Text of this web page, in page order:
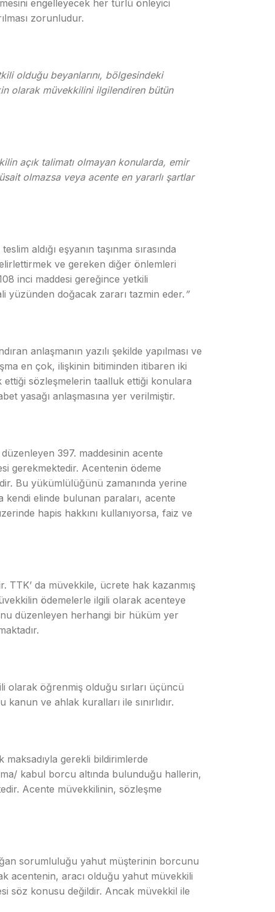
engelleyecek her türlü önleyici
zorunludur.
olduğu beyanlarını, bölgesindeki
olarak müvekkilini ilgilendiren bütün
açık talimatı olmayan konularda, emir
olmazsa veya acente en yararlı şartlar
aldığı eşyanın taşınma sırasında
ve gereken diğer önlemleri
inci maddesi gereğince yetkili
yüzünden doğacak zararı tazmin eder. ”
anlaşmanın yazılı şekilde yapılması ve
en çok, ilişkinin bitiminden itibaren iki
ettiği sözleşmelerin taalluk ettiği konulara
yasağı anlaşmasına yer verilmiştir.
397. maddesinin acente
gerekmektedir. Acentenin ödeme
Bu yükümlülüğünü zamanında yerine
kendi elinde bulunan paraları, acente
hapis hakkını kullanıyorsa, faiz ve
da müvekkile, ücrete hak kazanmış
ödemelerle ilgili olarak acenteye
düzenleyen herhangi bir hüküm yer
olarak öğrenmiş olduğu sırları üçüncü
ve ahlak kuralları ile sınırlıdır.
gerekli bildirimlerde
kabul borcu altında bulunduğu hallerin,
Acente müvekkilinin, sözleşme
sorumluluğu yahut müşterinin borcunu
acentenin, aracı olduğu yahut müvekkili
söz konusu değildir. Ancak müvekkil ile